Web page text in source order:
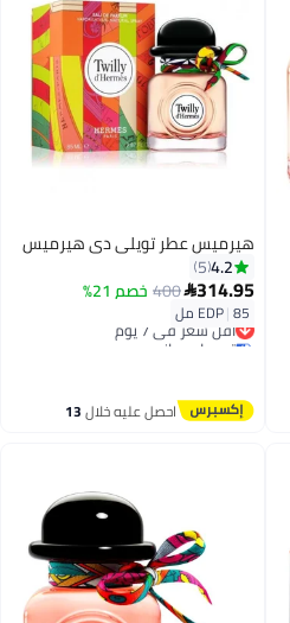
هيرميس عطر تويلي دي هيرميس
4.2
5
314.95
400 خصم 21%
EDP|85 ملأقل سعر في 7 يوم
توصيل مجاني
أقل سعر في 7 يوم
احصل عليه خلال13